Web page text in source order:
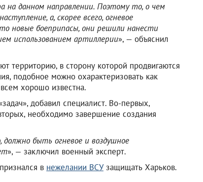
данном направлении. Поэтому то, о чем
а, скорее всего, огневое
новые боеприпасы, они решили нанести
использованием артиллерии», — объяснил
территорию, в сторону которой продвигаются
подобное можно охарактеризовать как
хорошо известна.
добавил специалист. Во-первых,
необходимо завершение создания
быть огневое и воздушное
», — заключил военный эксперт.
в нежелании ВСУзащищать Харьков.